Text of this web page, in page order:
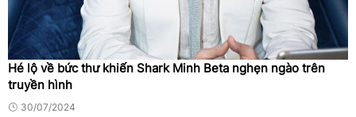
Hé lộ về bức thư khiến Shark Minh Beta nghẹn ngào trên
truyền hình
30/07/2024